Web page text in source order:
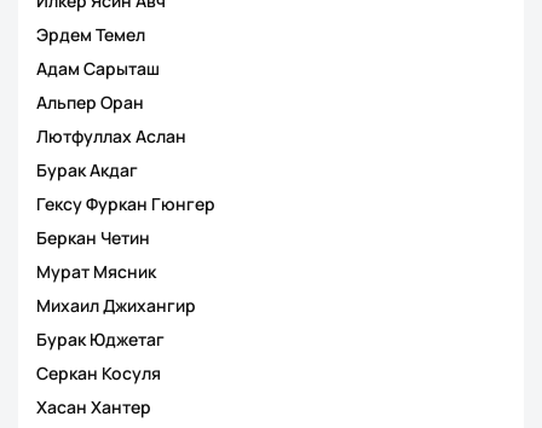
Эрдем Темел
Адам Сарыташ
Альпер Оран
Лютфуллах Аслан
Бурак Акдаг
Гексу Фуркан Гюнгер
Беркан Четин
Мурат Мясник
Михаил Джихангир
Бурак Юджетаг
Серкан Косуля
Хасан Хантер